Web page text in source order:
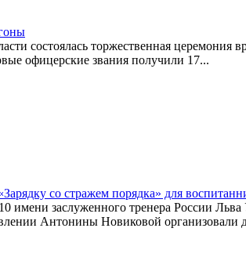
состоялась торжественная церемония
офицерские звания получили 17...
со стражем порядка» для
имени заслуженного тренера России
Антонины Новиковой организовали